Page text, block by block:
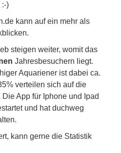
:-)
kann auf ein mehr als
steigen weiter, womit das
Jahresbesuchern liegt.
Aquariener ist dabei ca.
verteilen sich auf die
App für Iphone und Ipad
und hat duchweg
kann gerne die Statistik